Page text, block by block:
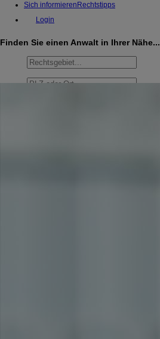
Sich informieren Rechtstipps
Login
Finden Sie einen Anwalt in Ihrer Nähe...